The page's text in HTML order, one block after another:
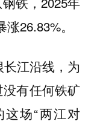
26.83%。
江沿线，为
有任何铁矿
场“两江对